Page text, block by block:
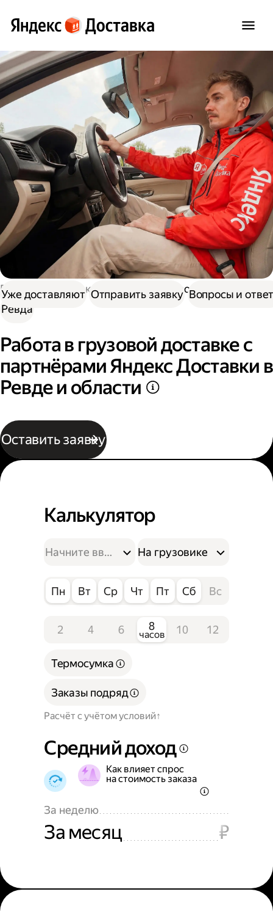
Работа в Доставке
Работа в грузовой доставке
Ревда
Работа в грузовой доставке с
партнёрами Яндекс Доставки в
Ревде и области
Оставить заявку
Уже доставляют Отправить заявку Вопросы и
Калькулятор
На грузовике
Пн Вт Ср Чт Пт Сб Вс
2 4 6 8
часов 10 12
Расчёт с учётом условий
Термосумка
Заказы подряд
Средний доход
Как влияет спрос
на стоимость заказа
За неделю
За месяц ₽